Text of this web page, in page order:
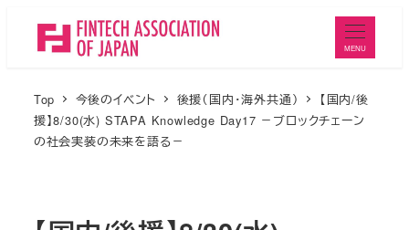
MENU
Top 今後のイベント 後援（国内・海外共通）
【国内/後
援】8/30(水) STAPA Knowledge Day17 －ブロックチェーン
の社会実装の未来を語る－